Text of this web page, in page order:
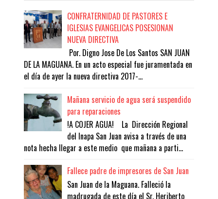
CONFRATERNIDAD DE PASTORES E
IGLESIAS EVANGELICAS POSESIONAN
NUEVA DIRECTIVA
Por. Digno Jose De Los Santos SAN JUAN
DE LA MAGUANA. En un acto especial fue juramentada en
el día de ayer la nueva directiva 2017-...
Mañana servicio de agua será suspendido
para reparaciones
!A COJER AGUA! La Dirección Regional
del Inapa San Juan avisa a través de una
nota hecha llegar a este medio que mañana a parti...
Fallece padre de impresores de San Juan
San Juan de la Maguana. Falleció la
madrugada de este día el Sr. Heriberto